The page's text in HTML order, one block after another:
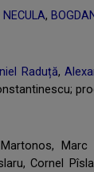
,
Raduță,
Cornel